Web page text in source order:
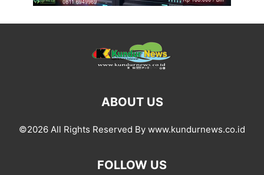
ABOUT US
©2026 All Rights Reserved By www.kundurnews.co.id
FOLLOW US